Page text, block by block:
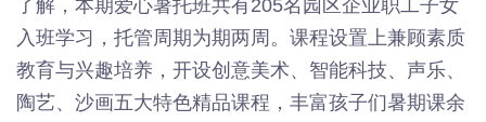
了解，本期爱心暑托班共有205名园区企业职工子女
入班学习，托管周期为期两周。课程设置上兼顾素质
教育与兴趣培养，开设创意美术、智能科技、声乐、
陶艺、沙画五大特色精品课程，丰富孩子们暑期课余